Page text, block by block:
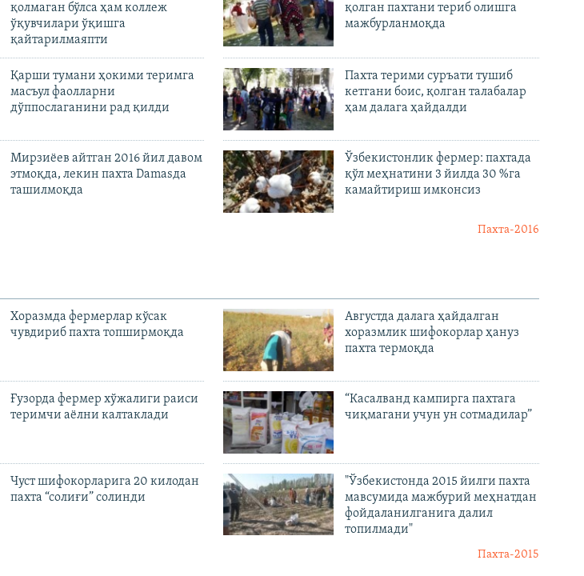
қолмаган бўлса ҳам коллеж
ўқувчилари ўқишга
қайтарилмаяпти
қолган пахтани териб олишга
мажбурланмоқда
Қарши тумани ҳокими теримга
масъул фаолларни
дўппослаганини рад қилди
Пахта терими суръати тушиб
кетгани боис, қолган талабалар
ҳам далага ҳайдалди
Мирзиёев айтган 2016 йил давом
этмоқда, лекин пахта Damasда
ташилмоқда
Ўзбекистонлик фермер: пахтада
қўл меҳнатини 3 йилда 30 %га
камайтириш имконсиз
Пахта-2016
Хоразмда фермерлар кўсак
чувдириб пахта топширмоқда
Августда далага ҳайдалган
хоразмлик шифокорлар ҳануз
пахта термоқда
Ғузорда фермер хўжалиги раиси
теримчи аёлни калтаклади
“Касалванд кампирга пахтага
чиқмагани учун ун сотмадилар”
Чуст шифокорларига 20 килодан
пахта “солиғи” солинди
"Ўзбекистонда 2015 йилги пахта
мавсумида мажбурий меҳнатдан
фойдаланилганига далил
топилмади"
Пахта-2015